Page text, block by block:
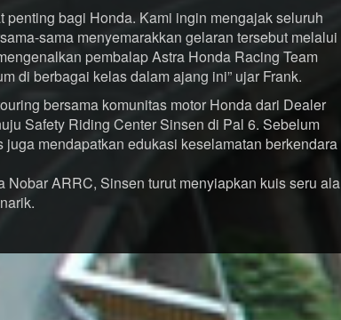
penting bagi Honda. Kami ingin mengajak seluruh
sama menyemarakkan gelaran tersebut melalui
pembalap Astra Honda Racing Team
di berbagai kelas dalam ajang ini” ujar Frank.
bersama komunitas motor Honda dari Dealer
Safety Riding Center Sinsen di Pal 6. Sebelum
mendapatkan edukasi keselamatan berkendara
Nobar ARRC, Sinsen turut menyiapkan kuis seru ala